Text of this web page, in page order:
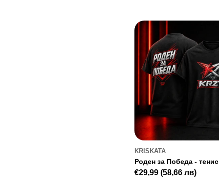
KRISKATA
Роден за Победа -
Regular
€29,99 (58,66 лв)